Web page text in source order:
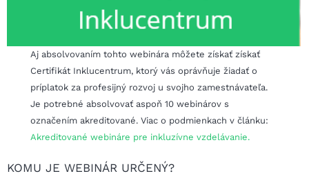
Aj absolvovaním tohto webinára môžete získať získať
Certifikát Inklucentrum, ktorý vás oprávňuje žiadať o
príplatok za profesijný rozvoj u svojho zamestnávateľa.
Je potrebné absolvovať aspoň 10 webinárov s
označením akreditované. Viac o podmienkach v článku:
Akreditované webináre pre inkluzívne vzdelávanie.
KOMU JE WEBINÁR URČENÝ?